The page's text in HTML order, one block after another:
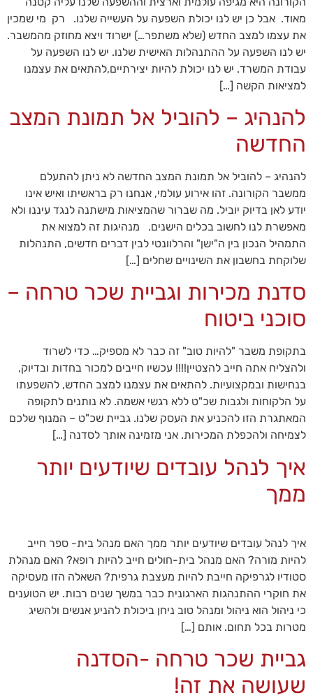
מאוד. אבל כן יש לנו יכולת השפעה על העשייה שלנו. רק מי שמכין
את עצמו למצב החדש (שלא משתפר…) ישרוד ויצא מחוזק מהמשבר.
יש לנו השפעה על ההתנהלות האישית שלנו. יש לנו השפעה על
עבודת המשרד. יש לנו יכולת להיות יצירתיים,להתאים את עצמנו
למציאות הקשה […]
להנהיג – להוביל אל תמונת המצב
החדשה
להנהיג – להוביל אל תמונת המצב החדשה לא ניתן להתעלם
ממשבר הקורונה. זהו אירוע עולמי, אנחנו רק בראשיתו ואיש אינו
יודע לאן בדיוק יוביל. מה שברור שהמציאות מישתנה לנגד עיננו ולא
מאפשרת לנו לחשוב בכלים הישנים. מנהיגות זה למצוא את
התמהיל הנכון בין ה"ישן" והרלוונטי לבין דברים חדשים, התנהלות
שלוקחת בחשבון את השינויים שחלים […]
סדנת מכירות וגביית שכר טרחה –
סוכני ביטוח
בתקופת משבר "להיות טוב" זה כבר לא מספיק… כדי לשרוד
ולהצליח אתה חייב להצטיין!!!! עכשיו חייבים למכור בחדות ובדיוק,
בנחישות ובמקצועיות. להתאים את עצמנו למצב החדש, להשפעתו
על הלקוחות ולגבות שכ"ט ללא רגשי אשמה. לא נותנים לתקופה
המאתגרת הזו להכניע את העסק שלנו. גביית שכ"ט – המנוף שלכם
לצמיחה ולהכפלת המכירות. אני מזמינה אותך לסדנה […]
איך לנהל עובדים שיודעים יותר
ממך
איך לנהל עובדים שיודעים יותר ממך האם מנהל בית- ספר חייב
להיות מורה? האם מנהל בית-חולים חייב להיות רופא? האם מנהלת
סטודיו לגרפיקה חייבת להיות מעצבת גרפית? השאלה הזו מעסיקה
את חוקרי ההתנהגות הארגונית כבר במשך שנים רבות. יש הטוענים
כי ניהול הוא ניהול ומנהל טוב ניחן ביכולת להניע אנשים ולהשיג
מטרות בכל תחום. אותם […]
גביית שכר טרחה -הסדנה
שעושה את זה!